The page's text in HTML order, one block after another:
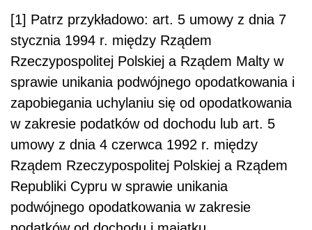
[1] Patrz przykładowo: art. 5 umowy z dnia 7
stycznia 1994 r. między Rządem
Rzeczypospolitej Polskiej a Rządem Malty w
sprawie unikania podwójnego opodatkowania i
zapobiegania uchylaniu się od opodatkowania
w zakresie podatków od dochodu lub art. 5
umowy z dnia 4 czerwca 1992 r. między
Rządem Rzeczypospolitej Polskiej a Rządem
Republiki Cypru w sprawie unikania
podwójnego opodatkowania w zakresie